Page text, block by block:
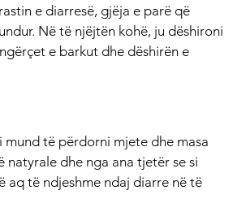
e diarresë, gjëja e parë që
Në të njëjtën kohë, ju dëshironi
e barkut dhe dëshirën e
mund të përdorni mjete dhe masa
natyrale dhe nga ana tjetër se si
aq të ndjeshme ndaj diarre në të